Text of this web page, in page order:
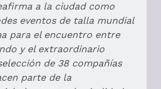
a la ciudad como
eventos de talla mundial
para el encuentro entre
y el extraordinario
de 38 compañías
parte de la